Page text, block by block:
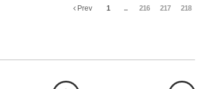
Prev 1 ... 216 217 218